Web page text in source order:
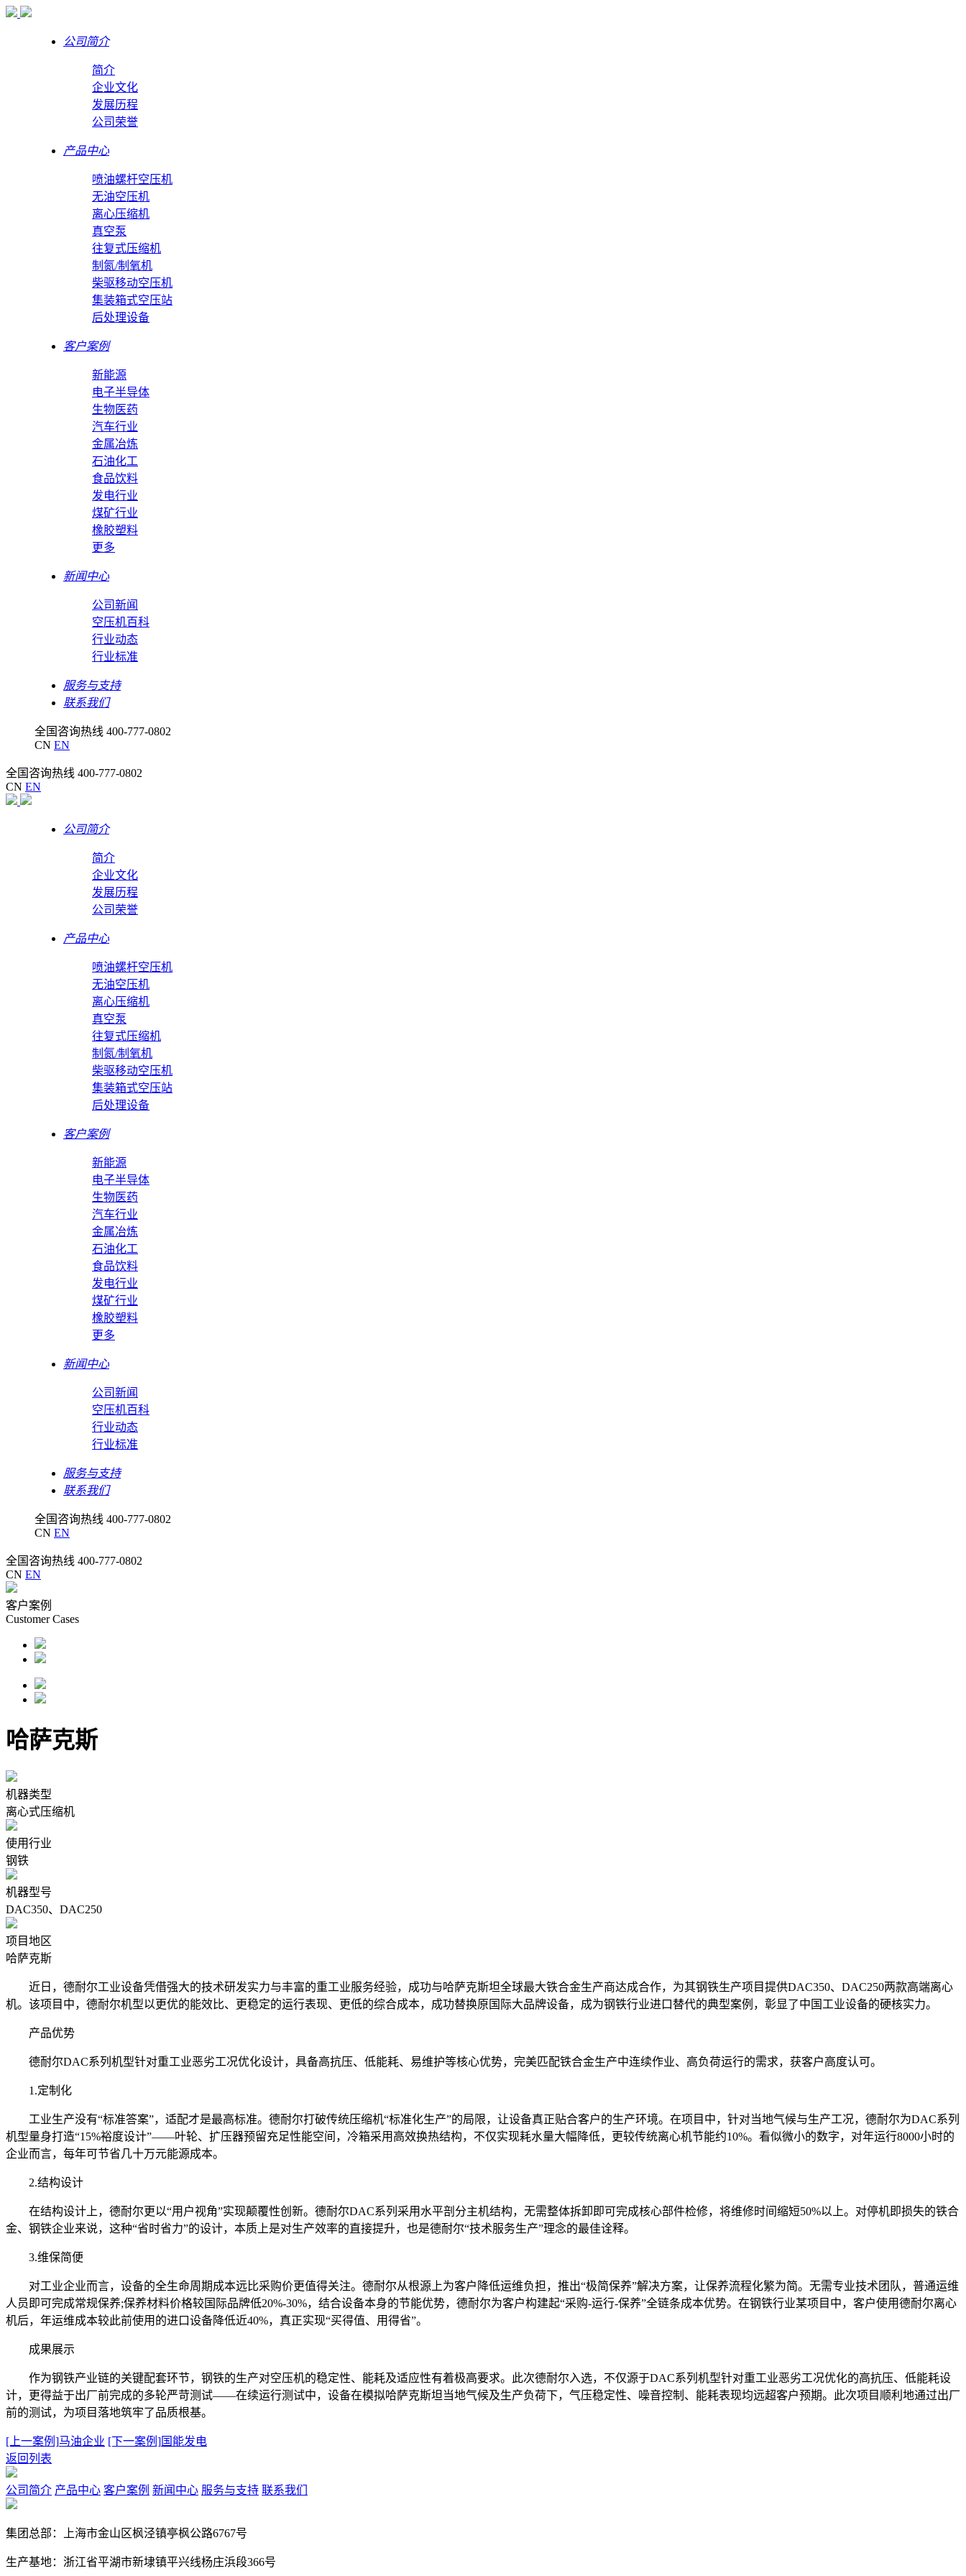
公司简介
简介
企业文化
发展历程
公司荣誉
产品中心
喷油螺杆空压机
无油空压机
离心压缩机
真空泵
往复式压缩机
制氮/制氧机
柴驱移动空压机
集装箱式空压站
后处理设备
客户案例
新能源
电子半导体
生物医药
汽车行业
金属冶炼
石油化工
食品饮料
发电行业
煤矿行业
橡胶塑料
更多
新闻中心
公司新闻
空压机百科
行业动态
行业标准
服务与支持
联系我们
全国咨询热线 400-777-0802
CN EN
全国咨询热线 400-777-0802
CN EN
公司简介
简介
企业文化
发展历程
公司荣誉
产品中心
喷油螺杆空压机
无油空压机
离心压缩机
真空泵
往复式压缩机
制氮/制氧机
柴驱移动空压机
集装箱式空压站
后处理设备
客户案例
新能源
电子半导体
生物医药
汽车行业
金属冶炼
石油化工
食品饮料
发电行业
煤矿行业
橡胶塑料
更多
新闻中心
公司新闻
空压机百科
行业动态
行业标准
服务与支持
联系我们
全国咨询热线 400-777-0802
CN EN
全国咨询热线 400-777-0802
CN EN
客户案例
Customer Cases
哈萨克斯
机器类型
离心式压缩机
使用行业
钢铁
机器型号
DAC350、DAC250
项目地区
哈萨克斯
近日，德耐尔工业设备凭借强大的技术研发实力与丰富的重工业服务经验，成功与哈萨克斯坦全球最大铁合金生产商达成合作，为其钢铁生产项目提供DAC350、DAC250两款高端离心
机。该项目中，德耐尔机型以更优的能效比、更稳定的运行表现、更低的综合成本，成功替换原国际大品牌设备，成为钢铁行业进口替代的典型案例，彰显了中国工业设备的硬核实力。
产品优势
德耐尔DAC系列机型针对重工业恶劣工况优化设计，具备高抗压、低能耗、易维护等核心优势，完美匹配铁合金生产中连续作业、高负荷运行的需求，获客户高度认可。
1.定制化
工业生产没有“标准答案”，适配才是最高标准。德耐尔打破传统压缩机“标准化生产”的局限，让设备真正贴合客户的生产环境。在项目中，针对当地气候与生产工况，德耐尔为DAC系列
机型量身打造“15%裕度设计”——叶轮、扩压器预留充足性能空间，冷箱采用高效换热结构，不仅实现耗水量大幅降低，更较传统离心机节能约10%。看似微小的数字，对年运行8000小时的
企业而言，每年可节省几十万元能源成本。
2.结构设计
在结构设计上，德耐尔更以“用户视角”实现颠覆性创新。德耐尔DAC系列采用水平剖分主机结构，无需整体拆卸即可完成核心部件检修，将维修时间缩短50%以上。对停机即损失的铁合
金、钢铁企业来说，这种“省时省力”的设计，本质上是对生产效率的直接提升，也是德耐尔“技术服务生产”理念的最佳诠释。
3.维保简便
对工业企业而言，设备的全生命周期成本远比采购价更值得关注。德耐尔从根源上为客户降低运维负担，推出“极简保养”解决方案，让保养流程化繁为简。无需专业技术团队，普通运维
人员即可完成常规保养;保养材料价格较国际品牌低20%-30%，结合设备本身的节能优势，德耐尔为客户构建起“采购-运行-保养”全链条成本优势。在钢铁行业某项目中，客户使用德耐尔离心
机后，年运维成本较此前使用的进口设备降低近40%，真正实现“买得值、用得省”。
成果展示
作为钢铁产业链的关键配套环节，钢铁的生产对空压机的稳定性、能耗及适应性有着极高要求。此次德耐尔入选，不仅源于DAC系列机型针对重工业恶劣工况优化的高抗压、低能耗设
计，更得益于出厂前完成的多轮严苛测试——在续运行测试中，设备在模拟哈萨克斯坦当地气候及生产负荷下，气压稳定性、噪音控制、能耗表现均远超客户预期。此次项目顺利地通过出厂
前的测试，为项目落地筑牢了品质根基。
[上一案例]马油企业 [下一案例]国能发电
返回列表
公司简介 产品中心 客户案例 新闻中心 服务与支持 联系我们
集团总部：上海市金山区枫泾镇亭枫公路6767号
生产基地：浙江省平湖市新埭镇平兴线杨庄浜段366号